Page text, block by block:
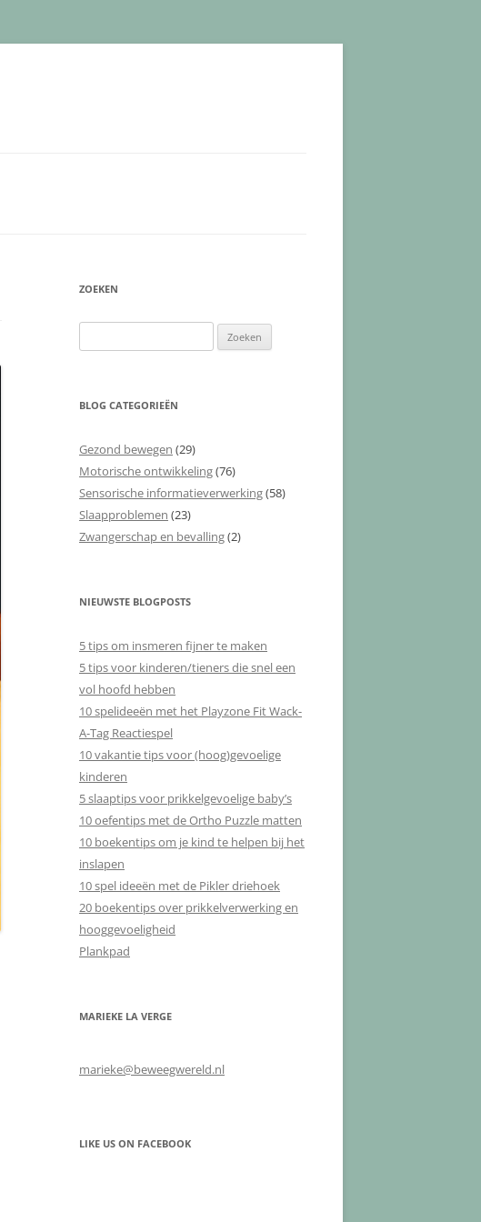
ZOEKEN
naar:
BLOG CATEGORIEËN
Gezond bewegen (29)
Motorische ontwikkeling(76)
Sensorische informatieverwerking(58)
Slaapproblemen (23)
Zwangerschap en bevalling(2)
NIEUWSTE BLOGPOSTS
5 tips om insmeren fijner te maken
5 tips voor kinderen/tieners die snel een
vol hoofd hebben
10 spelideeën met het Playzone Fit Wack-
A-Tag Reactiespel
10 vakantie tips voor (hoog)gevoelige
kinderen
5 slaaptips voor prikkelgevoelige baby’s
10 oefentips met de Ortho Puzzle matten
10 boekentips om je kind te helpen bij het
inslapen
10 spel ideeën met de Pikler driehoek
20 boekentips over prikkelverwerking en
hooggevoeligheid
Plankpad
MARIEKE LA VERGE
marieke@beweegwereld.nl
LIKE US ON FACEBOOK